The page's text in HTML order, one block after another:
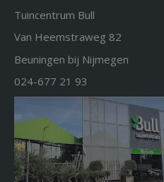
Tuincentrum Bull
Van Heemstraweg 82
Beuningen bij Nijmegen
024-677 21 93